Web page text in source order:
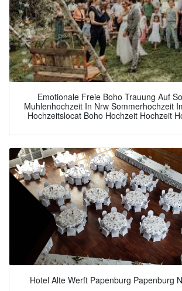
Emotionale Freie Boho Trauung Auf
Muhlenhochzeit In Nrw Sommerhochzeit
Hochzeitslocat Boho Hochzeit Hochzeit
Hotel Alte Werft Papenburg Papenburg